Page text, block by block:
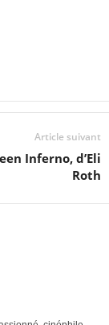
Article suivant
Inferno, d’Eli
Roth